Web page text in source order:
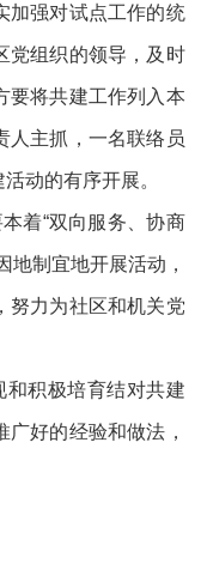
加强对试点工作的统
党组织的领导，及时
要将共建工作列入本
人主抓，一名联络员
动的有序开展。
着“双向服务、协商
地制宜地开展活动，
努力为社区和机关党
积极培育结对共建
好的经验和做法，